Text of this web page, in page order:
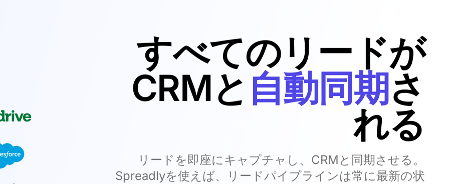
すべてのリードが
CRMと 自動同期さ
れる
リードを即座にキャプチャし、CRMと同期させる。
Spreadlyを使えば、リードパイプラインは常に最新の状